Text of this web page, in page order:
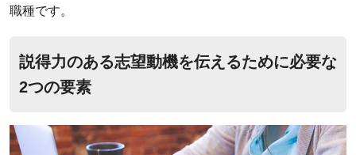
職種です。
‌説得力のある志望動機を伝えるために必要な
2つの要素